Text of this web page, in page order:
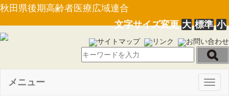
秋田県後期高齢者医療広域連合
文字サイズ変更大 標準 小
サイトマップ リンク お問い合わせ
メニュー